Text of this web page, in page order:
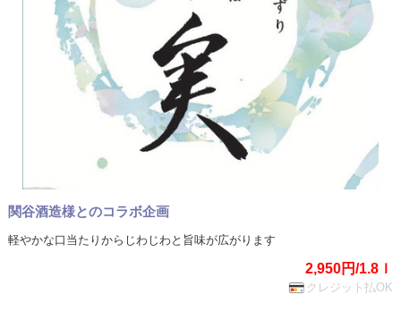
関谷酒造様とのコラボ企画
軽やかな⼝当たりからじわじわと旨味が広がります
2,950円/1.8ｌ
クレジット払OK